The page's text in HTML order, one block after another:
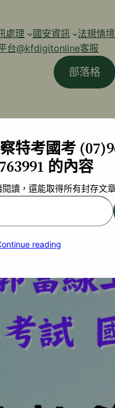
處理 國安資訊 法規情境
台@kfdigitonline客服
部落格
特考國考
的內容
讀，還能取得所有封存文
reading